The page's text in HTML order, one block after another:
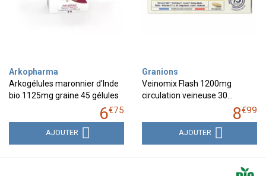
Arkopharma
Arkogélules maronnier d'Inde
bio 1125mg graine 45 gélules
6€75
AJOUTER
Granions
Veinomix Flash 1200mg
circulation veineuse 30…
8€99
AJOUTER